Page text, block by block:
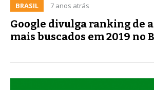
BRASIL 7 anos atrás
Google divulga ranking de
mais buscados em 2019 no